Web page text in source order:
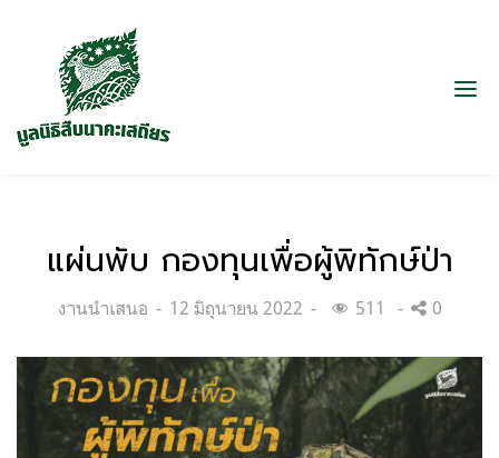
แผ่นพับ กองทุนเพื่อผู้พิทักษ์ป่า
Categories:
งานนำเสนอ
Posted
12 มิถุนายน 2022 511 0